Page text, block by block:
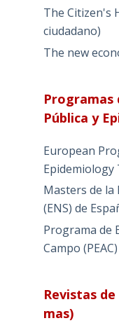
The Citizen's
ciudadano)
The new
Programas
Pública y
European
Epidemiology
Masters de la
(ENS) de
Programa de
Campo (PEAC)
Revistas
mas)